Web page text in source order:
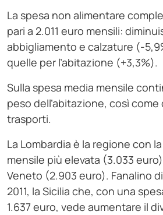
La spesa non alimentare
pari a 2.011 euro mensili:
abbigliamento e calzature (-
quelle per l’abitazione (+3,3%).
Sulla spesa media mensile
peso dell’abitazione, così come
trasporti.
La Lombardia è la regione con
mensile più elevata (3.033
Veneto (2.903 euro). Fanalino
2011, la Sicilia che, con una
1.637 euro, vede aumentare il